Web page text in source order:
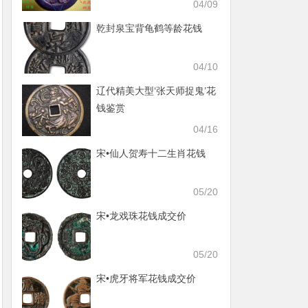
04/09
乾封泉宝背龟鹤等龄花钱
04/10
辽代精美大型‘张天师捉鬼’花
钱鉴赏
04/16
宋•仙人贺寿十二生肖花钱
05/20
宋•龙戏珠花钱成交价
05/20
宋•虎牙将军花钱成交价